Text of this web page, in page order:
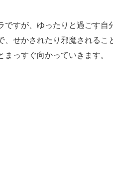
ですが、ゆったりと過ごす
、せかされたり邪魔される
っすぐ向かっていきます。